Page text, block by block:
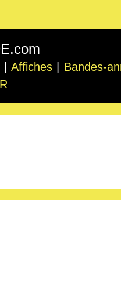
Affiches
Bandes-